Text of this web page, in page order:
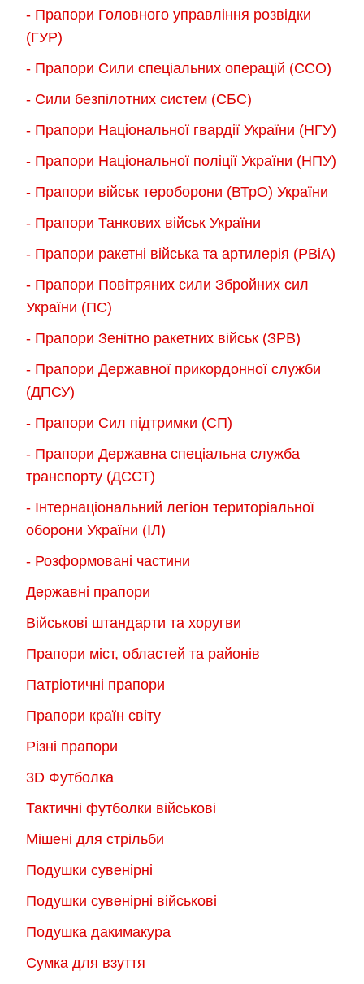
- Прапори Головного управління розвідки
(ГУР)
- Прапори Сили спеціальних операцій (ССО)
- Сили безпілотних систем (СБС)
- Прапори Національної гвардії України (НГУ)
- Прапори Національної поліції України (НПУ)
- Прапори військ тероборони (ВТрО) України
- Прапори Танкових військ України
- Прапори ракетні війська та артилерія (РВіА)
- Прапори Повітряних сили Збройних сил
України (ПС)
- Прапори Зенітно ракетних військ (ЗРВ)
- Прапори Державної прикордонної служби
(ДПСУ)
- Прапори Сил підтримки (СП)
- Прапори Державна спеціальна служба
транспорту (ДССТ)
- Інтернаціональний легіон територіальної
оборони України (ІЛ)
- Розформовані частини
Державні прапори
Військові штандарти та хоругви
Прапори міст, областей та районів
Патріотичні прапори
Прапори країн світу
Різні прапори
3D Футболка
Тактичні футболки військові
Мішені для стрільби
Подушки сувенірні
Подушки сувенірні військові
Подушка дакимакура
Сумка для взуття